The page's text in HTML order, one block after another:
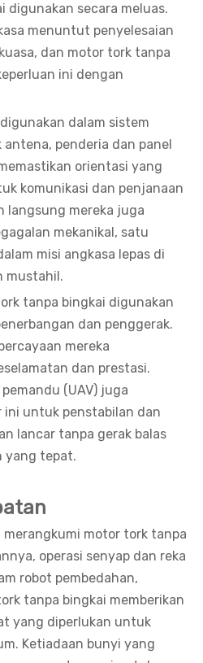
digunakan secara meluas.
menuntut penyelesaian
dan motor tork tanpa
ini dengan
dalam sistem
penderia dan panel
orientasi yang
komunikasi dan penjanaan
langsung mereka juga
mekanikal, satu
misi angkasa lepas di
mustahil.
tanpa bingkai digunakan
dan penggerak.
mereka
dan prestasi.
(UAV) juga
untuk penstabilan dan
lancar tanpa gerak balas
yang tepat.
motor tork tanpa
operasi senyap dan reka
robot pembedahan,
tanpa bingkai memberikan
yang diperlukan untuk
Ketiadaan bunyi yang